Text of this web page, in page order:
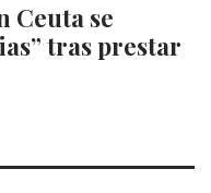
Ceuta se
tras prestar